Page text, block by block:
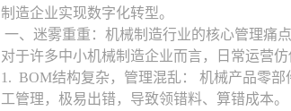
制造企业实现数字化转型。
一、迷雾重重：机械制造行业的核心管理痛点
对于许多中小机械制造企业而言，日常运营
1. BOM结构复杂，管理混乱： 机械产品零
工管理，极易出错，导致领错料、算错成本。